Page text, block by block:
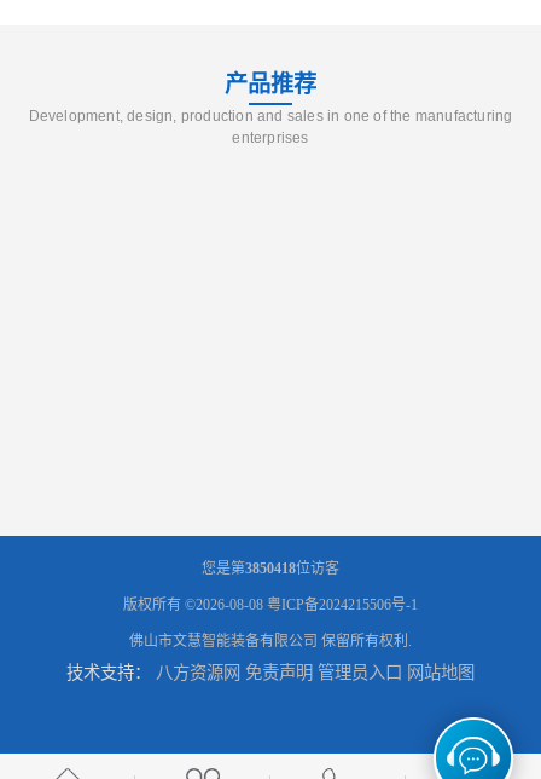
产品推荐
Development, design, production and sales in one of the manufacturing
enterprises
您是第3850418位访客
版权所有 ©2026-08-08 粤ICP备2024215506号-1
佛山市文慧智能装备有限公司 保留所有权利.
技术支持： 八方资源网 免责声明 管理员入口 网站地图